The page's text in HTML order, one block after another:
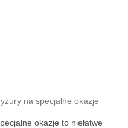
na specjalne okazje
okazje to niełatwe